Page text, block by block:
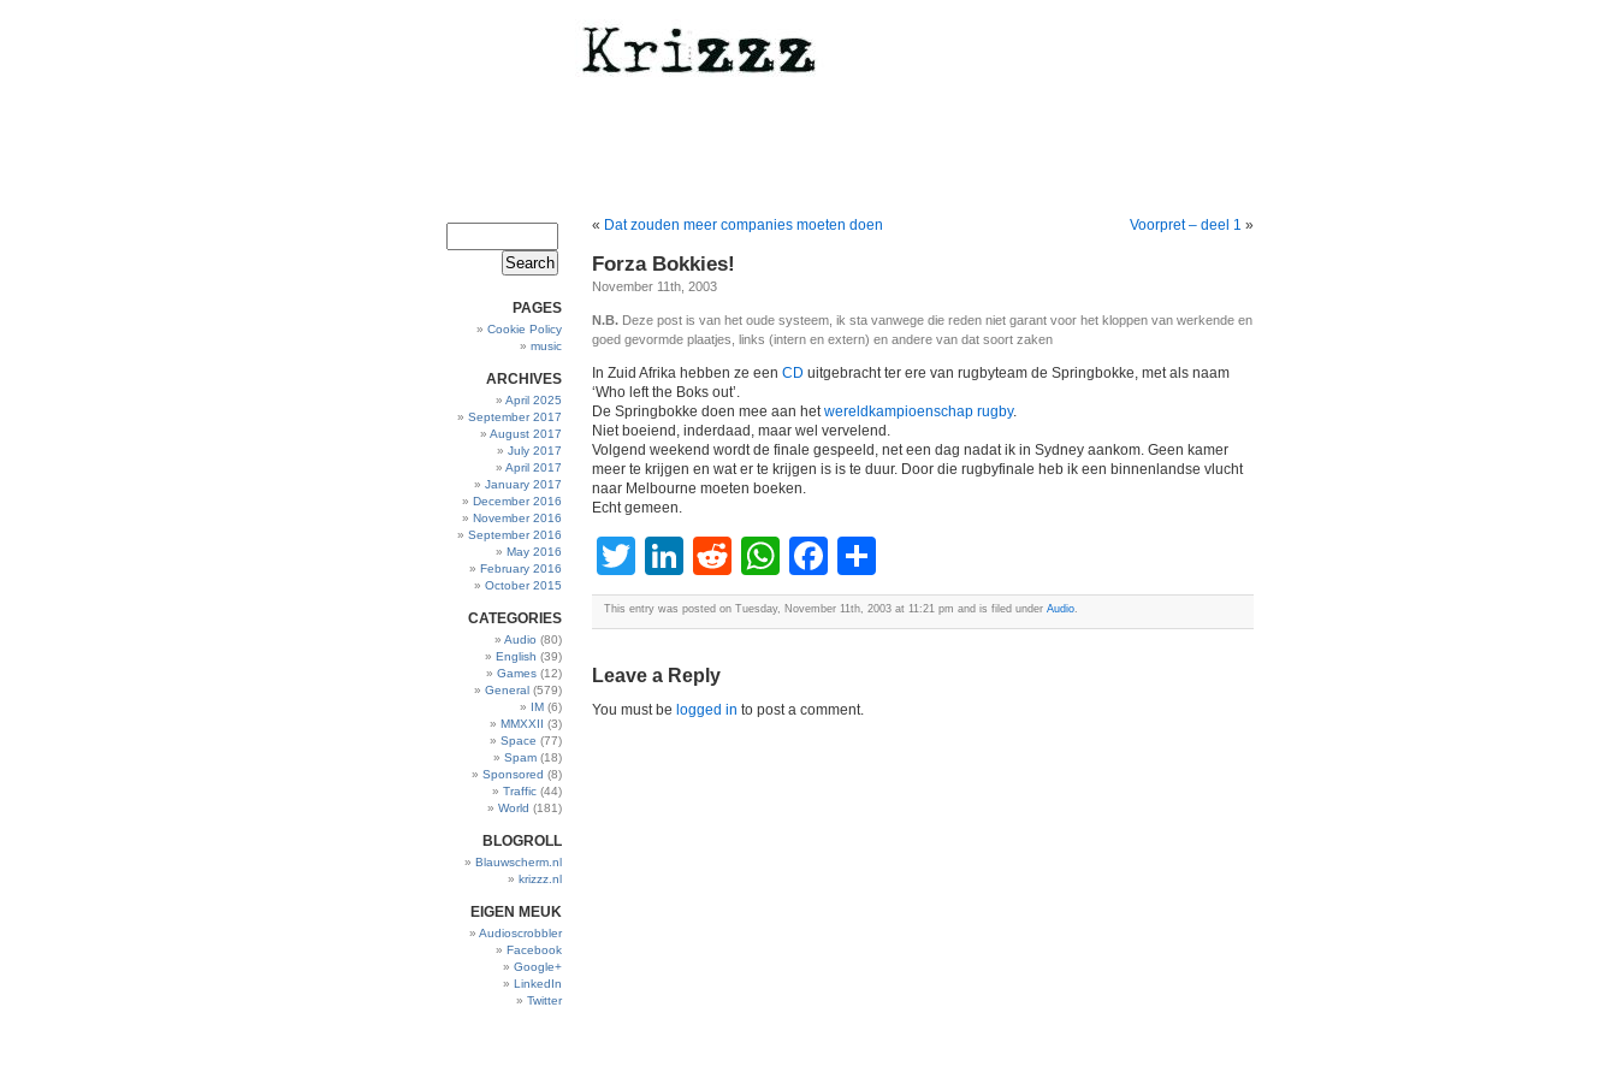
PAGES
Cookie Policy
music
ARCHIVES
April 2025
September 2017
August 2017
July 2017
April 2017
January 2017
December 2016
November 2016
September 2016
May 2016
February 2016
October 2015
CATEGORIES
Audio (80)
English (39)
Games (12)
General (579)
IM (6)
MMXXII (3)
Space (77)
Spam (18)
Sponsored (8)
Traffic (44)
World (181)
BLOGROLL
Blauwscherm.nl
krizzz.nl
EIGEN MEUK
Audioscrobbler
Facebook
Google+
LinkedIn
Twitter
« Dat zouden meer companies moeten doen Voorpret – deel 1 »
Forza Bokkies!
November 11th, 2003
N.B. Deze post is van het oude systeem, ik sta vanwege die reden niet garant voor het kloppen van werkende en
goed gevormde plaatjes, links (intern en extern) en andere van dat soort zaken
In Zuid Afrika hebben ze een CD uitgebracht ter ere van rugbyteam de Springbokke, met als naam
‘Who left the Boks out’.
De Springbokke doen mee aan hetwereldkampioenschap rugby.
Niet boeiend, inderdaad, maar wel vervelend.
Volgend weekend wordt de finale gespeeld, net een dag nadat ik in Sydney aankom. Geen kamer
meer te krijgen en wat er te krijgen is is te duur. Door die rugbyfinale heb ik een binnenlandse vlucht
naar Melbourne moeten boeken.
Echt gemeen.
Twitter
LinkedIn
RedditWhatsApp
Facebook
This entry was posted on Tuesday, November 11th, 2003 at 11:21 pm and is filed under Audio.
Leave a Reply
You must be logged in to post a comment.